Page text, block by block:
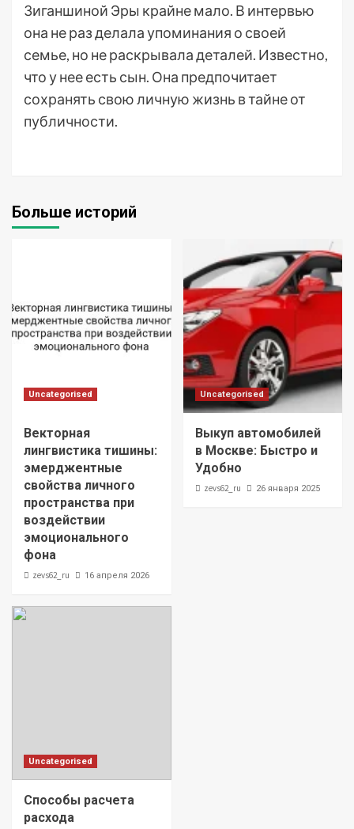
Зиганшиной Эры крайне мало. В интервью
она не раз делала упоминания о своей
семье, но не раскрывала деталей. Известно,
что у нее есть сын. Она предпочитает
сохранять свою личную жизнь в тайне от
публичности.
Больше историй
Uncategorised
Векторная
лингвистика тишины:
эмерджентные
свойства личного
пространства при
воздействии
эмоционального
фона
zevs62_ru 16 апреля 2026
Uncategorised
Выкуп автомобилей
в Москве: Быстро и
Удобно
zevs62_ru 26 января 2025
Uncategorised
Способы расчета
расхода